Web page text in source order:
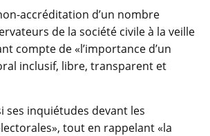
accréditation d’un nombre
de la société civile à la veille
compte de «l’importance d’un
inclusif, libre, transparent et
ses inquiétudes devant les
tout en rappelant «la